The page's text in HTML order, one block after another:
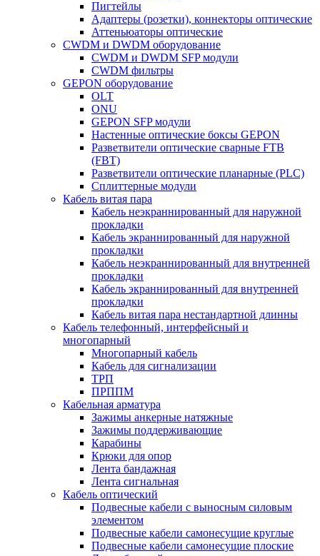
Пигтейлы
Адаптеры (розетки), коннекторы оптические
Аттеньюаторы оптические
CWDM и DWDM оборудование
CWDM и DWDM SFP модули
CWDM фильтры
GEPON оборудование
OLT
ONU
GEPON SFP модули
Настенные оптические боксы GEPON
Разветвители оптические сварные FTB
(FBT)
Разветвители оптические планарные (PLC)
Сплиттерные модули
Кабель витая пара
Кабель неэкраннированный для наружной
прокладки
Кабель экраннированный для наружной
прокладки
Кабель неэкраннированный для внутренней
прокладки
Кабель экраннированный для внутренней
прокладки
Кабель витая пара нестандартной длинны
Кабель телефонный, интерфейсный и
многопарный
Многопарный кабель
Кабель для сигнализации
ТРП
ПРППМ
Кабельная арматура
Зажимы анкерные натяжные
Зажимы поддерживающие
Карабины
Крюки для опор
Лента бандажная
Лента сигнальная
Кабель оптический
Подвесные кабели с выносным силовым
элементом
Подвесные кабели самонесущие круглые
Подвесные кабели самонесущие плоские